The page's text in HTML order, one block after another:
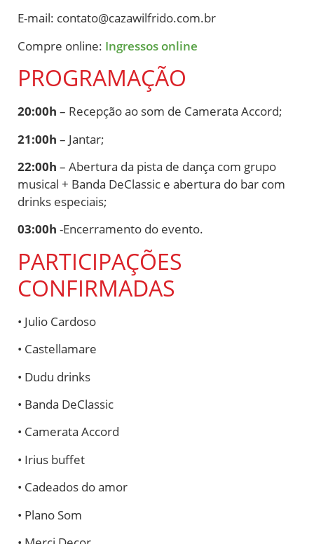
E-mail: contato@cazawilfrido.com.br
Compre online: Ingressos online
PROGRAMAÇÃO
20:00h – Recepção ao som de Camerata Accord;
21:00h – Jantar;
22:00h – Abertura da pista de dança com grupo
musical + Banda DeClassic e abertura do bar com
drinks especiais;
03:00h -Encerramento do evento.
PARTICIPAÇÕES
CONFIRMADAS
• Julio Cardoso
• Castellamare
• Dudu drinks
• Banda DeClassic
• Camerata Accord
• Irius buffet
• Cadeados do amor
• Plano Som